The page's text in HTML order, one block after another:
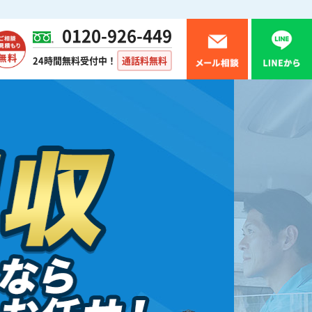
0120-926-449
24時間無料受付中！ 通話料無料